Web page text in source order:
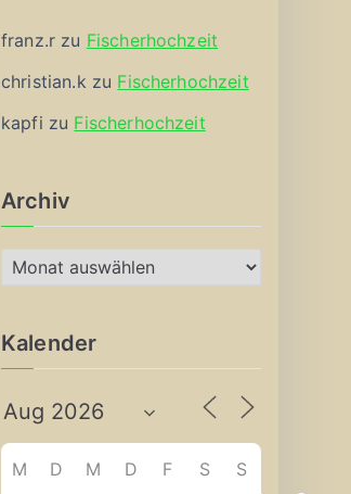
franz.r zu Fischerhochzeit
christian.k zu Fischerhochzeit
kapfi zu Fischerhochzeit
Archiv
r
h
v
Kalender
M D M D F S S